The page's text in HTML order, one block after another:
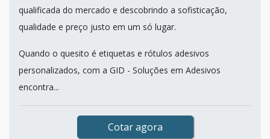
qualificada do mercado e descobrindo a sofisticação,
qualidade e preço justo em um só lugar.
Quando o quesito é etiquetas e rótulos adesivos
personalizados, com a GID - Soluções em Adesivos
encontra...
Cotar agora